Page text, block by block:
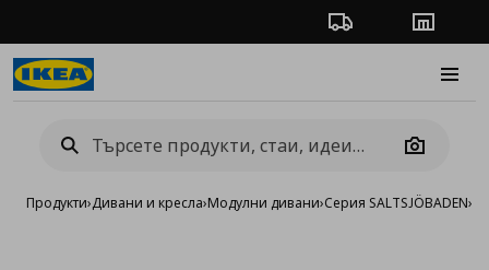
Проследяване на
Camera
Продукти›Дивани и кресла›Модулни дивани›Серия SALTSJÖBADEN›